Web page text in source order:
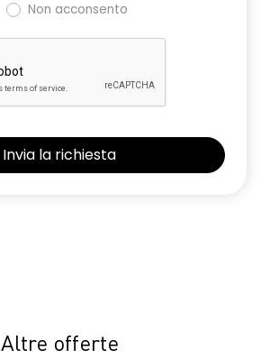
Non acconsento
Altre offerte